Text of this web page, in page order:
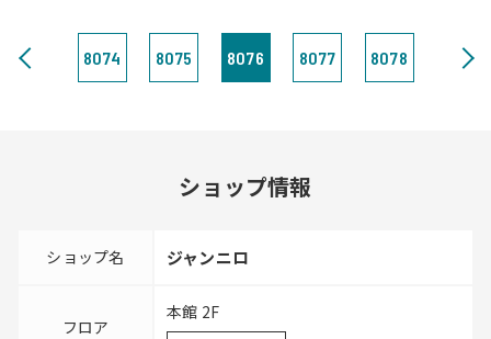
8074 8075 8076 8077 8078
ショップ情報
ショップ名 ジャンニロ
フロア
本館 2F